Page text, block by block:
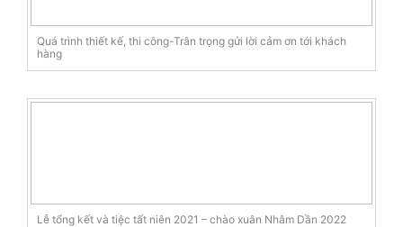
Quá trình thiết kế, thi công-Trân trọng gửi lời cảm ơn tới khách
hàng
Lễ tổng kết và tiệc tất niên 2021 – chào xuân Nhâm Dần 2022